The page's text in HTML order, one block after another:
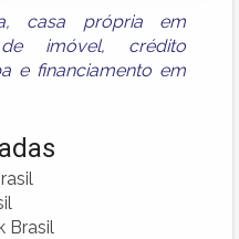
, casa própria em
imóvel, crédito
e financiamento em
Brasil